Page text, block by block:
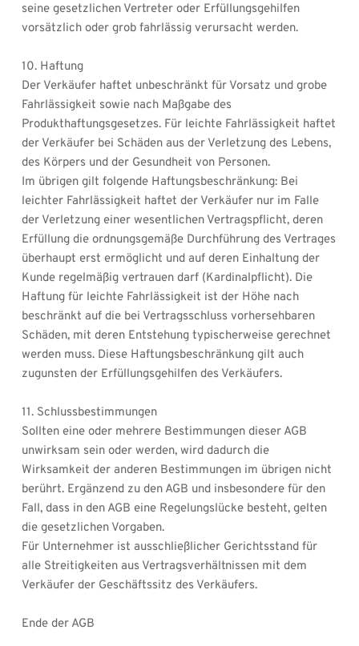
seine gesetzlichen Vertreter oder Erfüllungsgehilfen
vorsätzlich oder grob fahrlässig verursacht werden.
10. Haftung
Der Verkäufer haftet unbeschränkt für Vorsatz und grobe
Fahrlässigkeit sowie nach Maßgabe des
Produkthaftungsgesetzes. Für leichte Fahrlässigkeit haftet
der Verkäufer bei Schäden aus der Verletzung des Lebens,
des Körpers und der Gesundheit von Personen.
Im übrigen gilt folgende Haftungsbeschränkung: Bei
leichter Fahrlässigkeit haftet der Verkäufer nur im Falle
der Verletzung einer wesentlichen Vertragspflicht, deren
Erfüllung die ordnungsgemäße Durchführung des Vertrages
überhaupt erst ermöglicht und auf deren Einhaltung der
Kunde regelmäßig vertrauen darf (Kardinalpflicht). Die
Haftung für leichte Fahrlässigkeit ist der Höhe nach
beschränkt auf die bei Vertragsschluss vorhersehbaren
Schäden, mit deren Entstehung typischerweise gerechnet
werden muss. Diese Haftungsbeschränkung gilt auch
zugunsten der Erfüllungsgehilfen des Verkäufers.
11. Schlussbestimmungen
Sollten eine oder mehrere Bestimmungen dieser AGB
unwirksam sein oder werden, wird dadurch die
Wirksamkeit der anderen Bestimmungen im übrigen nicht
berührt. Ergänzend zu den AGB und insbesondere für den
Fall, dass in den AGB eine Regelungslücke besteht, gelten
die gesetzlichen Vorgaben.
Für Unternehmer ist ausschließlicher Gerichtsstand für
alle Streitigkeiten aus Vertragsverhältnissen mit dem
Verkäufer der Geschäftssitz des Verkäufers.
Ende der AGB